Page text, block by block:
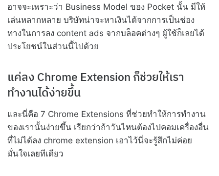
อาจจะเพราะว่า Business Model ของ Pocket นั้น มีให้
เล่นหลากหลาย บริษัทน่าจะหาเงินได้จากการเป็นช่อง
ทางในการลง content ads จากบล็อคต่างๆ ผู้ใช้ก็เลยได้
ประโยชน์ในส่วนนี้ไปด้วย
แค่ลง Chrome Extension ก็ช่วยให้เรา
ทำงานได้ง่ายขึ้น
และนี่คือ 7 Chrome Extensions ที่ช่วยทำให้การทำงาน
ของเรานั้นง่ายขึ้น เรียกว่าถ้าวันไหนต้องไปคอมเครื่องอื่น
ที่ไม่ได้ลง chrome extension เอาไว้นี่จะรู้สึกไม่ค่อย
มั่นใจเลยทีเดียว